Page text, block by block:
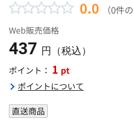
0.0 （0件
Web販売価格
437 円（税込）
ポイント： 1 pt
ポイントについて
直送商品